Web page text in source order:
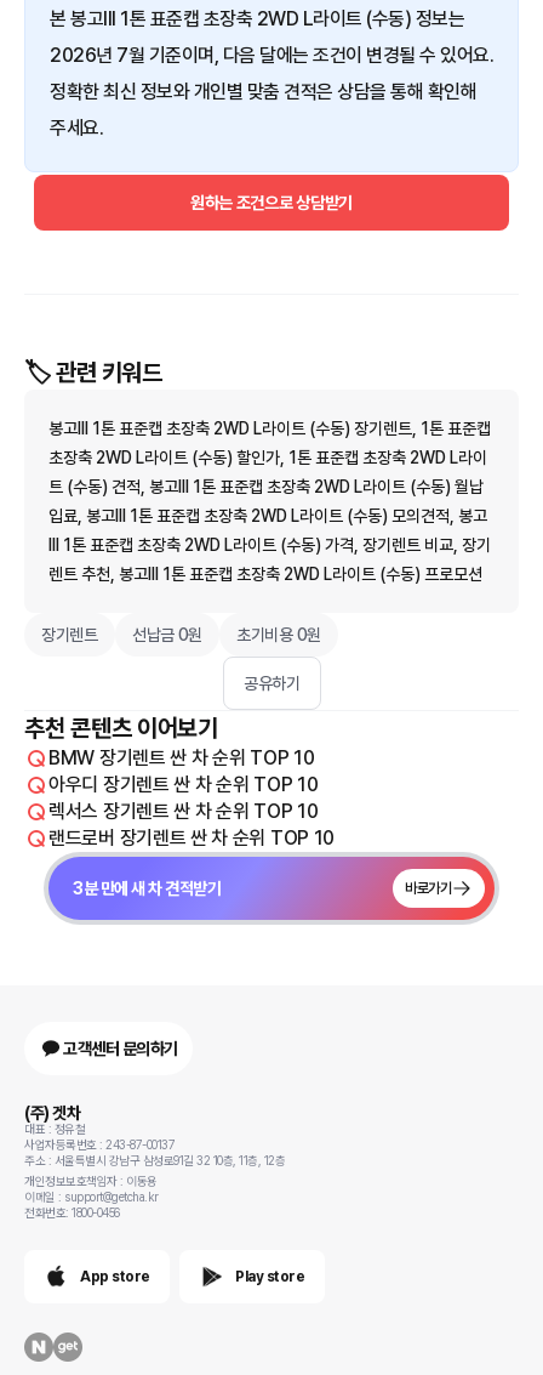
본 봉고III 1톤 표준캡 초장축 2WD L라이트 (수동) 정보는
2026년 7월 기준이며, 다음 달에는 조건이 변경될 수 있어요.
정확한 최신 정보와 개인별 맞춤 견적은 상담을 통해 확인해
주세요.
원하는 조건으로 상담받기
🏷️ 관련 키워드
봉고III 1톤 표준캡 초장축 2WD L라이트 (수동) 장기렌트, 1톤 표준캡
초장축 2WD L라이트 (수동) 할인가, 1톤 표준캡 초장축 2WD L라이
트 (수동) 견적, 봉고III 1톤 표준캡 초장축 2WD L라이트 (수동) 월납
입료, 봉고III 1톤 표준캡 초장축 2WD L라이트 (수동) 모의견적, 봉고
III 1톤 표준캡 초장축 2WD L라이트 (수동) 가격, 장기렌트 비교, 장기
렌트 추천, 봉고III 1톤 표준캡 초장축 2WD L라이트 (수동) 프로모션
장기렌트 선납금 0원 초기비용 0원
공유하기
추천 콘텐츠 이어보기
BMW 장기렌트 싼 차 순위 TOP 10
아우디 장기렌트 싼 차 순위 TOP 10
렉서스 장기렌트 싼 차 순위 TOP 10
랜드로버 장기렌트 싼 차 순위 TOP 10
3분 만에 새 차 견적받기 바로가기
고객센터 문의하기
(주) 겟차
대표 : 정유철
사업자등록번호 : 243-87-00137
주소 : 서울특별시 강남구 삼성로91길 32 10층, 11층, 12층
개인정보보호책임자 : 이동용
이메일 : support@getcha.kr
전화번호: 1800-0456
App store Play store